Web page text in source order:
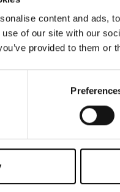
content and ads,
of our site with our
provided to them or